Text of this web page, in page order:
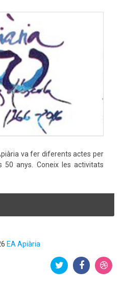
va fer diferents actes per
50 anys. Coneix les activitats
EA Apiària